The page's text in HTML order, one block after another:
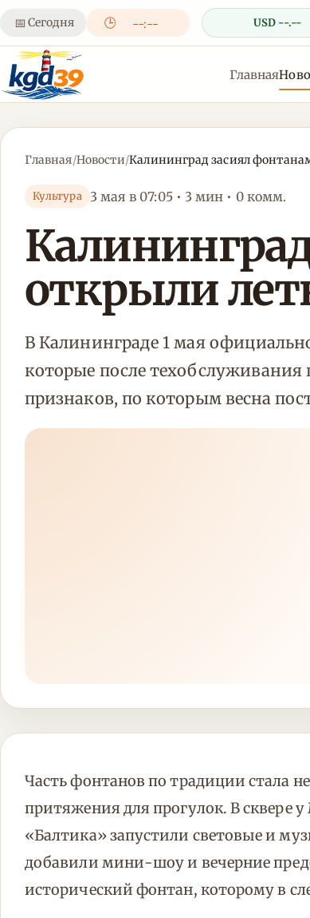
📅 Сегодня 🕒 --:-- USD --.--
Главная
Главная/Новости/Калининград засиял
Культура 3 мая в 07:05 • 3 мин • 0 комм.
открыли
В Калининграде 1 мая
которые после техобслуживания
признаков, по которым весна
Часть фонтанов по традиции стала
притяжения для прогулок. В сквере
«Балтика» запустили световые и
добавили мини-шоу и вечерние
исторический фонтан, которому в